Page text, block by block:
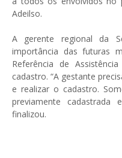
Adeilso.
A gerente regional da
importância das futuras
Referência de
cadastro. “A gestante
e realizar o cadastro.
previamente cadastrada
finalizou.